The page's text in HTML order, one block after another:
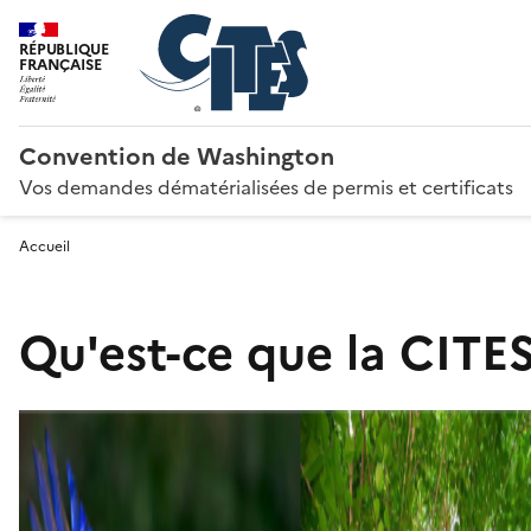
RÉPUBLIQUE
FRANÇAISE
Convention de Washington
Vos demandes dématérialisées de permis et certificats
Accueil
Qu'est-ce que la